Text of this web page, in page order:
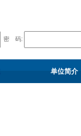
密 码:
单位简介